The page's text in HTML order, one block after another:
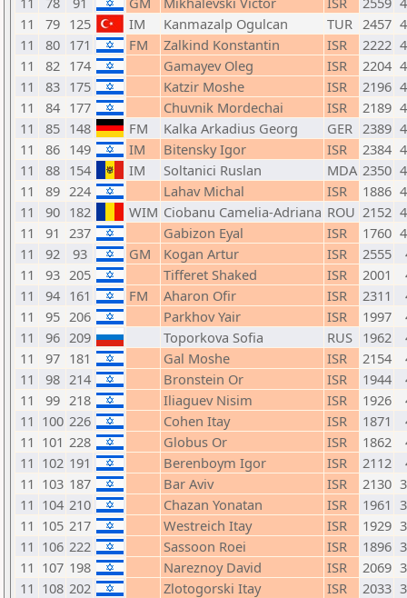
11
79 125 IM Kanmazalp Ogulcan TUR 2457
11
80 171 FM Zalkind Konstantin ISR 2222
11
82 174 Gamayev Oleg ISR 2204
11
83 175 Katzir Moshe ISR 2196
11
84 177 Chuvnik Mordechai ISR 2189
11
85 148 FM Kalka Arkadius Georg GER 2389
11
86 149 IM Bitensky Igor ISR 2384
11
88 154 IM Soltanici Ruslan MDA 2350
11
89 224 Lahav Michal ISR 1886
11
90 182 WIM Ciobanu Camelia-Adriana ROU 2152
11
91 237 Gabizon Eyal ISR 1760
11
92 93 GM Kogan Artur ISR 2555
11
93 205 Tifferet Shaked ISR 2001
11
94 161 FM Aharon Ofir ISR 2311
11
95 206 Parkhov Yair ISR 1997
11
96 209 Toporkova Sofia RUS 1962
11
97 181 Gal Moshe ISR 2154
11
98 214 Bronstein Or ISR 1944
11
99 218 Iliaguev Nisim ISR 1926
11 100 226 Cohen Itay ISR 1871
11 101 228 Globus Or ISR 1862
11 102 191 Berenboym Igor ISR 2112
11 103 187 Bar Aviv ISR 2130
11 104 210 Chazan Yonatan ISR 1961
11 105 217 Westreich Itay ISR 1929
11 106 222 Sassoon Roei ISR 1896
11 107 198 Nareznoy David ISR 2069
11 108 202 Zlotogorski Itay ISR 2033